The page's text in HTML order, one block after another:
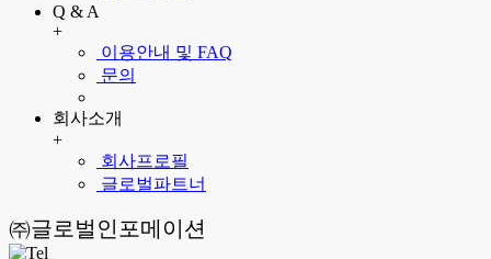
Q & A
+
이용안내 및 FAQ
문의
회사소개
+
회사프로필
글로벌파트너
㈜글로벌인포메이션